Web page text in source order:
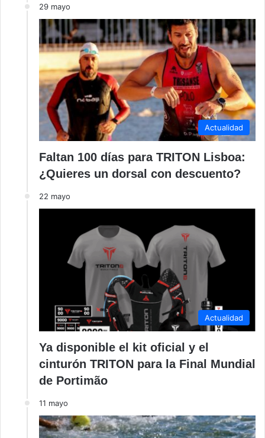
29 mayo
Actualidad
Faltan 100 días para TRITON Lisboa:
¿Quieres un dorsal con descuento?
22 mayo
Actualidad
Ya disponible el kit oficial y el
cinturón TRITON para la Final Mundial
de Portimão
11 mayo